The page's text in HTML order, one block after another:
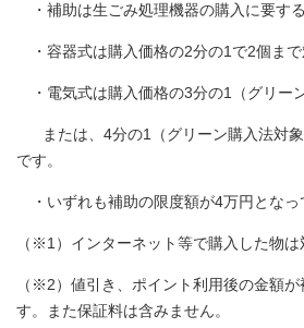
・補助は生ごみ処理機器の購入に要す
・容器式は購入価格の2分の1で2個まで
・電気式は購入価格の3分の1（グリー
または、4分の1（グリーン購入法対象
です。
・いずれも補助の限度額が4万円となっ
（※1）インターネット等で購入した物は
（※2）値引き、ポイント利用後の金額
す。また保証料は含みません。